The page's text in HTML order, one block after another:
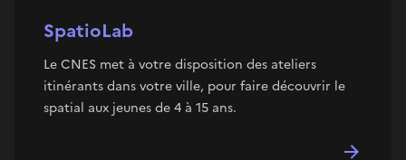
SpatioLab
Le CNES met à votre disposition des ateliers
itinérants dans votre ville, pour faire découvrir le
spatial aux jeunes de 4 à 15 ans.